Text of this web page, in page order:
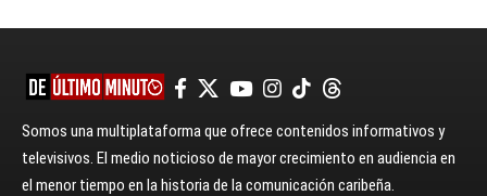
Somos una multiplataforma que ofrece contenidos informativos y
televisivos. El medio noticioso de mayor crecimiento en audiencia en
el menor tiempo en la historia de la comunicación caribeña.